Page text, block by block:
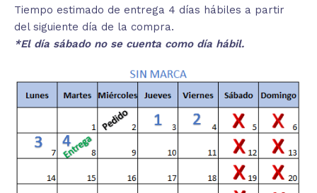
Tiempo estimado de entrega 4 días hábiles a partir
del siguiente día de la compra.
*El día sábado no se cuenta como día hábil.